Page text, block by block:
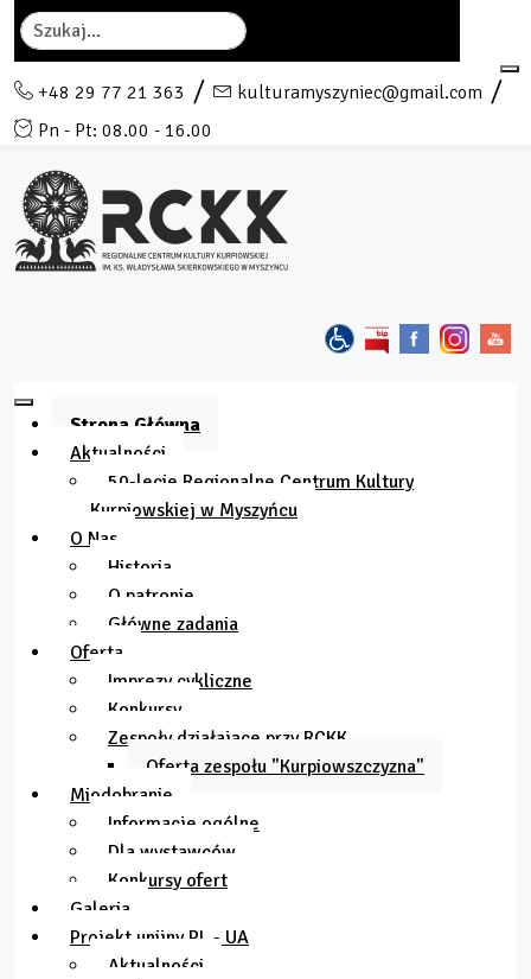
Szukaj
+48 29 77 21 363
kulturamyszyniec@gmail.com
Pn - Pt: 08.00 - 16.00
Strona Główna
Aktualności
50-lecie Regionalne Centrum Kultury
Kurpiowskiej w Myszyńcu
O Nas
Historia
O patronie
Główne zadania
Oferta
Imprezy cykliczne
Konkursy
Zespoły działające przy RCKK
Oferta zespołu "Kurpiowszczyzna"
Miodobranie
Informacje ogólne
Dla wystawców
Konkursy ofert
Galeria
Projekt unijny PL - UA
Aktualności